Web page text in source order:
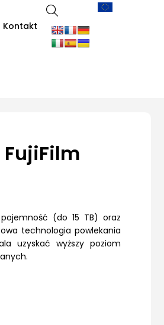
Kontakt
FujiFilm
(do 15 TB) oraz
technologia powlekania
uzyskać wyższy poziom